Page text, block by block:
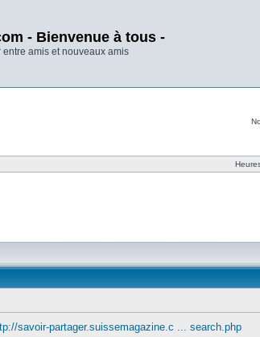
- Bienvenue à tous -
amis et nouveaux amis
savoir-partager.suissemagazine.c ... search.php